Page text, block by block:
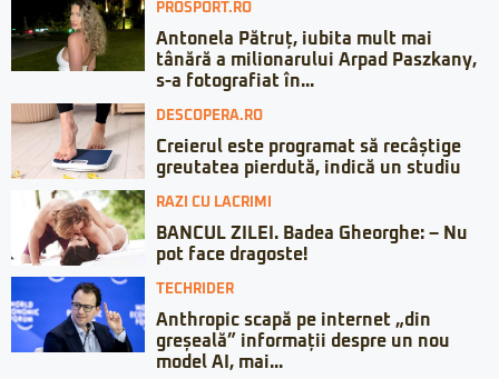
PROSPORT.RO
Antonela Pătruț, iubita mult mai
tânără a milionarului Arpad Paszkany,
s-a fotografiat în...
DESCOPERA.RO
Creierul este programat să recâștige
greutatea pierdută, indică un studiu
RAZI CU LACRIMI
BANCUL ZILEI. Badea Gheorghe: – Nu
pot face dragoste!
TECHRIDER
Anthropic scapă pe internet „din
greșeală” informații despre un nou
model AI, mai...